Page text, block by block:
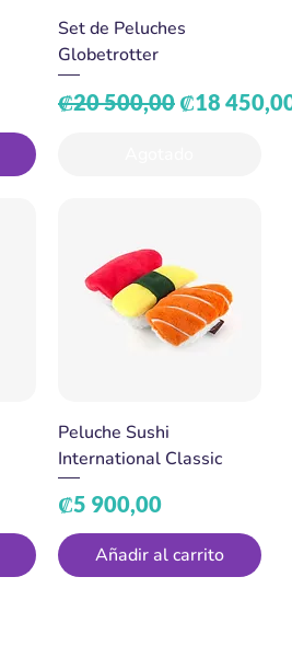
Set de Peluches
Globetrotter
Precio
₡20 500,00 Precio de
₡18
Peluche Sushi
International Classic
Precio
₡5 900,00
Añadir al carrito